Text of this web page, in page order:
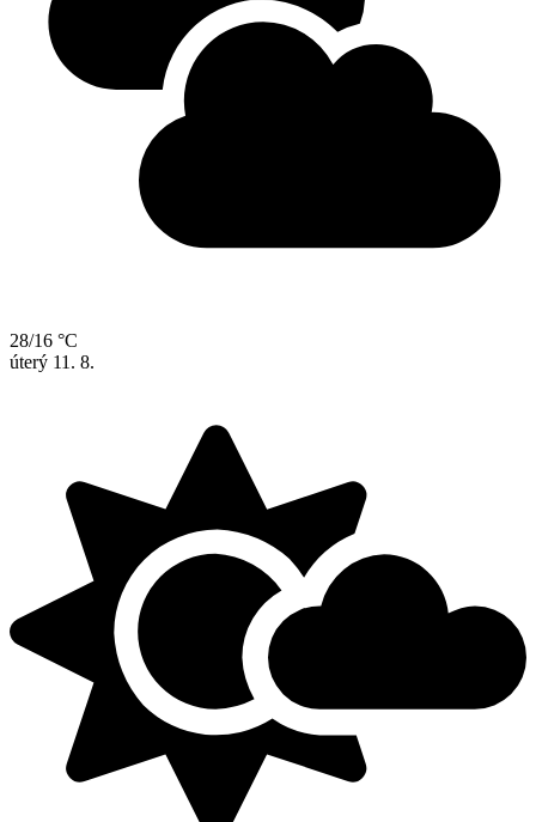
28/16 °C
úterý 11. 8.